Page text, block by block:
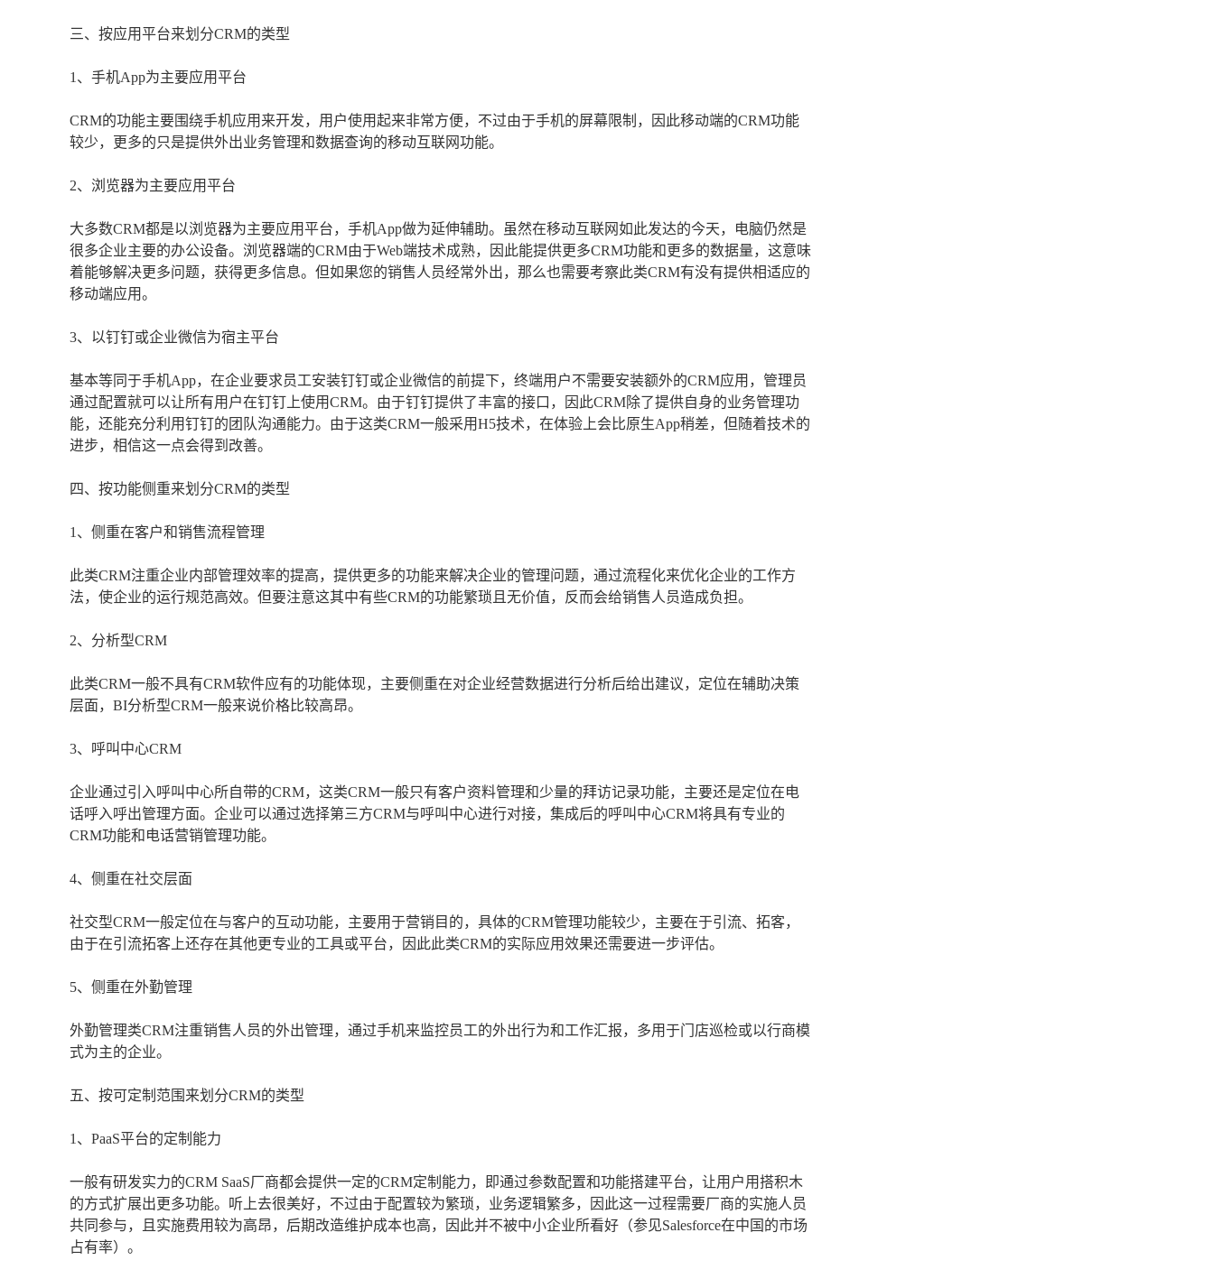
三、按应用平台来划分CRM的类型
1、手机App为主要应用平台
CRM的功能主要围绕手机应用来开发，用户使用起来非常方便，不过由于手机的屏幕限制，因此移动端的CRM功能
较少，更多的只是提供外出业务管理和数据查询的移动互联网功能。
2、浏览器为主要应用平台
大多数CRM都是以浏览器为主要应用平台，手机App做为延伸辅助。虽然在移动互联网如此发达的今天，电脑仍然是
很多企业主要的办公设备。浏览器端的CRM由于Web端技术成熟，因此能提供更多CRM功能和更多的数据量，这意味
着能够解决更多问题，获得更多信息。但如果您的销售人员经常外出，那么也需要考察此类CRM有没有提供相适应的
移动端应用。
3、以钉钉或企业微信为宿主平台
基本等同于手机App，在企业要求员工安装钉钉或企业微信的前提下，终端用户不需要安装额外的CRM应用，管理员
通过配置就可以让所有用户在钉钉上使用CRM。由于钉钉提供了丰富的接口，因此CRM除了提供自身的业务管理功
能，还能充分利用钉钉的团队沟通能力。由于这类CRM一般采用H5技术，在体验上会比原生App稍差，但随着技术的
进步，相信这一点会得到改善。
四、按功能侧重来划分CRM的类型
1、侧重在客户和销售流程管理
此类CRM注重企业内部管理效率的提高，提供更多的功能来解决企业的管理问题，通过流程化来优化企业的工作方
法，使企业的运行规范高效。但要注意这其中有些CRM的功能繁琐且无价值，反而会给销售人员造成负担。
2、分析型CRM
此类CRM一般不具有CRM软件应有的功能体现，主要侧重在对企业经营数据进行分析后给出建议，定位在辅助决策
层面，BI分析型CRM一般来说价格比较高昂。
3、呼叫中心CRM
企业通过引入呼叫中心所自带的CRM，这类CRM一般只有客户资料管理和少量的拜访记录功能，主要还是定位在电
话呼入呼出管理方面。企业可以通过选择第三方CRM与呼叫中心进行对接，集成后的呼叫中心CRM将具有专业的
CRM功能和电话营销管理功能。
4、侧重在社交层面
社交型CRM一般定位在与客户的互动功能，主要用于营销目的，具体的CRM管理功能较少，主要在于引流、拓客，
由于在引流拓客上还存在其他更专业的工具或平台，因此此类CRM的实际应用效果还需要进一步评估。
5、侧重在外勤管理
外勤管理类CRM注重销售人员的外出管理，通过手机来监控员工的外出行为和工作汇报，多用于门店巡检或以行商模
式为主的企业。
五、按可定制范围来划分CRM的类型
1、PaaS平台的定制能力
一般有研发实力的CRM SaaS厂商都会提供一定的CRM定制能力，即通过参数配置和功能搭建平台，让用户用搭积木
的方式扩展出更多功能。听上去很美好，不过由于配置较为繁琐，业务逻辑繁多，因此这一过程需要厂商的实施人员
共同参与，且实施费用较为高昂，后期改造维护成本也高，因此并不被中小企业所看好（参见Salesforce在中国的市场
占有率）。